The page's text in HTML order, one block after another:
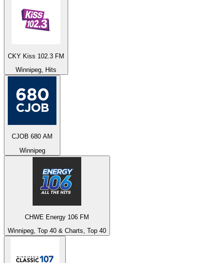
CKY Kiss 102.3 FM
Winnipeg, Hits
CJOB 680 AM
Winnipeg
CHWE Energy 106 FM
Winnipeg, Top 40 & Charts, Top 40